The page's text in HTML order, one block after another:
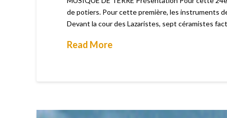
de potiers. Pour cette première, les instruments
Devant la cour des Lazaristes, sept céramistes
Read More